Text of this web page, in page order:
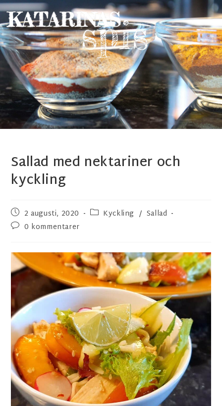
Sallad med nektariner och
kyckling
2 augusti, 2020 Kyckling / Sallad
0 kommentarer